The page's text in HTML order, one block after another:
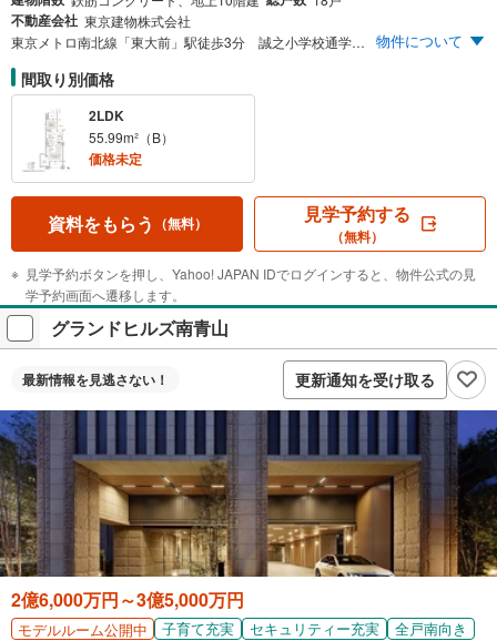
不動産会社 東京建物株式会社
東京メトロ南北線「東大前」駅徒歩3分 誠之小学校通学区 4駅4路線利用可能
物件について
間取り別価格
2LDK
55.99m²（B）
価格未定
資料をもらう （無料） 見学予約する
（無料）
見学予約ボタンを押し、Yahoo! JAPAN IDでログインすると、物件公式の見
学予約画面へ遷移します。
グランドヒルズ南青山
最新情報を見逃さない！ 更新通知を受け取る
2億6,000万円～3億5,000万円
モデルルーム公開中 子育て充実 セキュリティー充実 全戸南向き